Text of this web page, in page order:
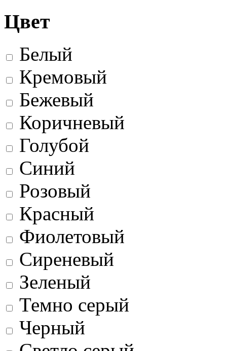
Цвет
Белый
Кремовый
Бежевый
Коричневый
Голубой
Синий
Розовый
Красный
Фиолетовый
Сиреневый
Зеленый
Темно серый
Черный